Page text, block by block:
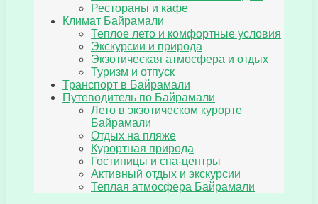
Рестораны и кафе
Климат Байрамали
Теплое лето и комфортные условия
Экскурсии и природа
Экзотическая атмосфера и отдых
Туризм и отпуск
Транспорт в Байрамали
Путеводитель по Байрамали
Лето в экзотическом курорте
Байрамали
Отдых на пляже
Курортная природа
Гостиницы и спа-центры
Активный отдых и экскурсии
Теплая атмосфера Байрамали